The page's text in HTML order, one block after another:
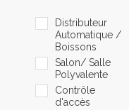
Distributeur
Automatique /
Boissons
Salon/ Salle
Polyvalente
Contrôle
d'accès